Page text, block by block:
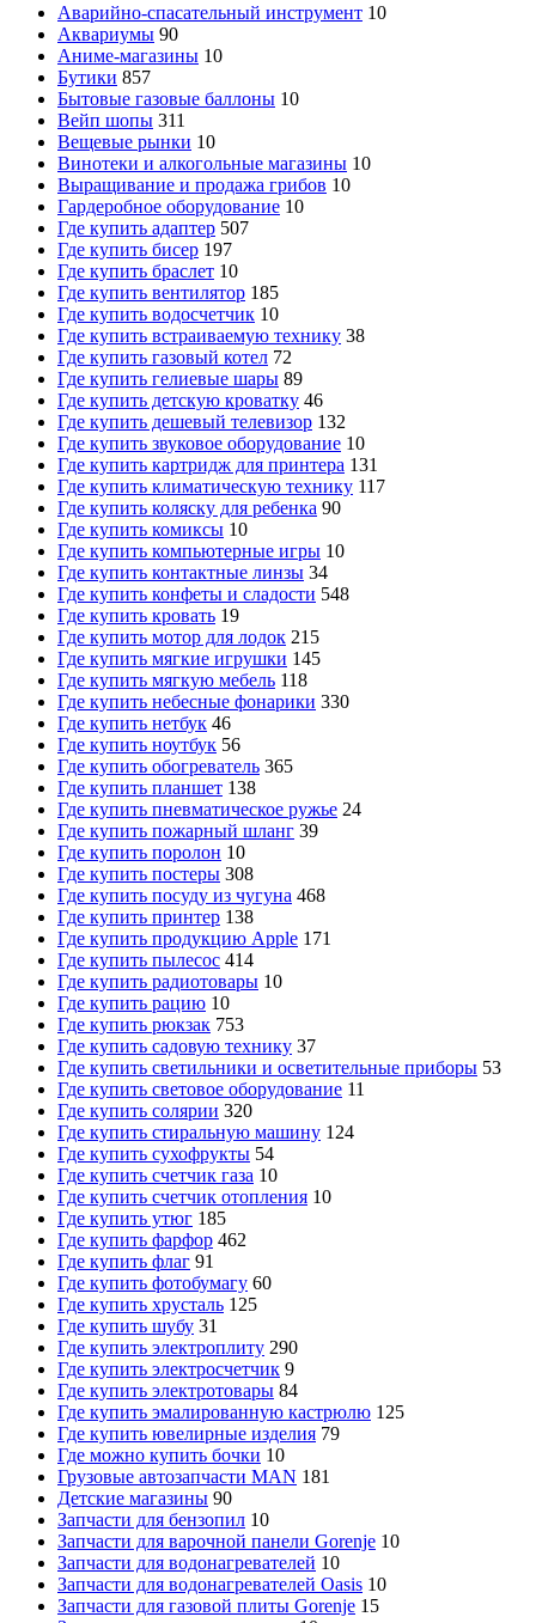
Аварийно-спасательный инструмент 10
Аквариумы 90
Аниме-магазины 10
Бутики 857
Бытовые газовые баллоны 10
Вейп шопы 311
Вещевые рынки 10
Винотеки и алкогольные магазины 10
Выращивание и продажа грибов 10
Гардеробное оборудование 10
Где купить адаптер 507
Где купить бисер 197
Где купить браслет 10
Где купить вентилятор 185
Где купить водосчетчик 10
Где купить встраиваемую технику 38
Где купить газовый котел 72
Где купить гелиевые шары 89
Где купить детскую кроватку 46
Где купить дешевый телевизор 132
Где купить звуковое оборудование 10
Где купить картридж для принтера 131
Где купить климатическую технику 117
Где купить коляску для ребенка 90
Где купить комиксы 10
Где купить компьютерные игры 10
Где купить контактные линзы 34
Где купить конфеты и сладости 548
Где купить кровать 19
Где купить мотор для лодок 215
Где купить мягкие игрушки 145
Где купить мягкую мебель 118
Где купить небесные фонарики 330
Где купить нетбук 46
Где купить ноутбук 56
Где купить обогреватель 365
Где купить планшет 138
Где купить пневматическое ружье 24
Где купить пожарный шланг 39
Где купить поролон 10
Где купить постеры 308
Где купить посуду из чугуна 468
Где купить принтер 138
Где купить продукцию Apple 171
Где купить пылесос 414
Где купить радиотовары 10
Где купить рацию 10
Где купить рюкзак 753
Где купить садовую технику 37
Где купить светильники и осветительные приборы 53
Где купить световое оборудование 11
Где купить солярии 320
Где купить стиральную машину 124
Где купить сухофрукты 54
Где купить счетчик газа 10
Где купить счетчик отопления 10
Где купить утюг 185
Где купить фарфор 462
Где купить флаг 91
Где купить фотобумагу 60
Где купить хрусталь 125
Где купить шубу 31
Где купить электроплиту 290
Где купить электросчетчик 9
Где купить электротовары 84
Где купить эмалированную кастрюлю 125
Где купить ювелирные изделия 79
Где можно купить бочки 10
Грузовые автозапчасти MAN 181
Детские магазины 90
Запчасти для бензопил 10
Запчасти для варочной панели Gorenje 10
Запчасти для водонагревателей 10
Запчасти для водонагревателей Oasis 10
Запчасти для газовой плиты Gorenje 15